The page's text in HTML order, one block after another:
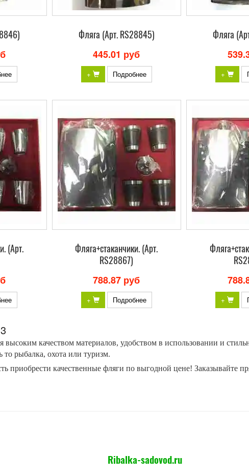
Фляга (Арт. RS28845)
445.01 руб
+ Подробнее
Фляга
+
(Арт.
Фляга+стаканчики. (Арт.
RS28867)
788.87 руб
+ Подробнее +
3
качеством материалов, удобством в использовании и
то рыбалка, охота или туризм.
приобрести качественные фляги по выгодной цене! Заказывайте
Ribalka-sadovod.ru